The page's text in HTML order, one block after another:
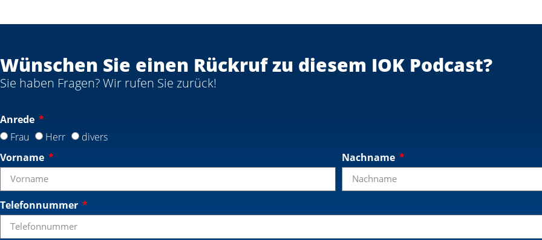
Wünschen Sie einen Rückruf zu diesem IOK Podcast?
Sie haben Fragen? Wir rufen Sie zurück!
Anrede
Frau
Herr
divers
Vorname
Nachname
Telefonnummer